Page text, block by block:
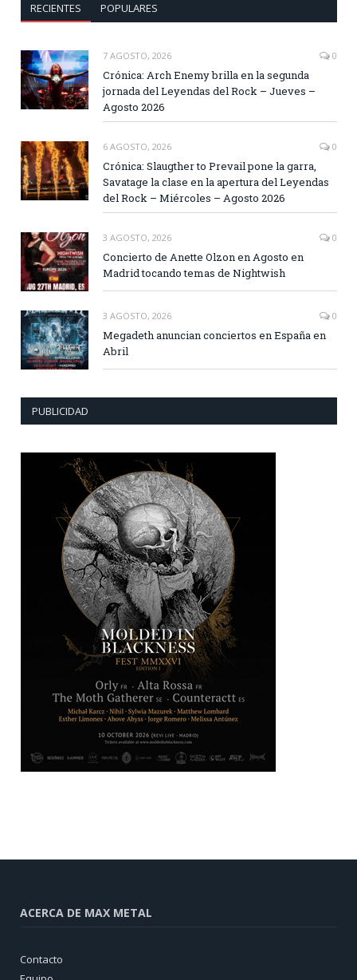
RECIENTES POPULARES
7 AGOSTO, 2026 0
Crónica: Arch Enemy brilla en la segunda
jornada del Leyendas del Rock – Jueves –
Agosto 2026
6 AGOSTO, 2026 0
Crónica: Slaugther to Prevail pone la garra,
Savatage la clase en la apertura del Leyendas
del Rock – Miércoles – Agosto 2026
3 AGOSTO, 2026 0
Concierto de Anette Olzon en Agosto en
Madrid tocando temas de Nightwish
3 AGOSTO, 2026 0
Megadeth anuncian conciertos en España en
Abril
PUBLICIDAD
ACERCA DE MAX METAL
Contacto